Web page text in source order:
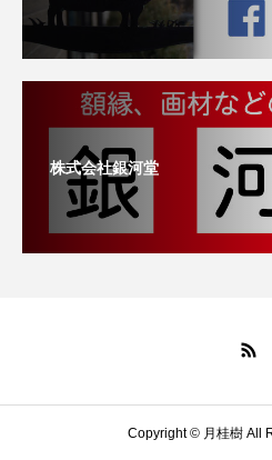
株式会社銀河堂
Copyright © 月桂樹 All